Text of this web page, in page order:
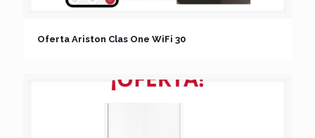
Oferta Ariston Clas One WiFi 30